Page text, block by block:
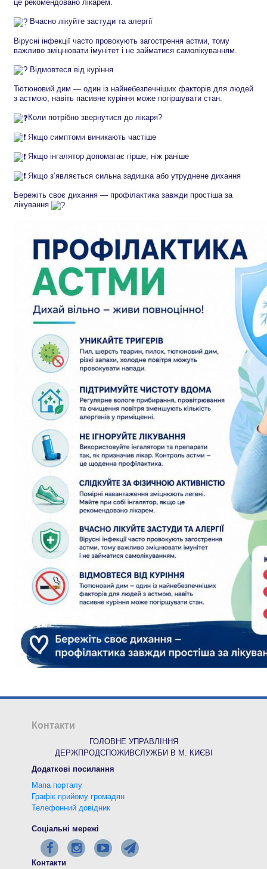
це рекомендовано лікарем.
Вчасно лікуйте застуди та алергії
Вірусні інфекції часто провокують загострення астми, тому
важливо зміцнювати імунітет і не займатися самолікуванням.
Відмовтеся від куріння
Тютюновий дим — один із найнебезпечніших факторів для людей
з астмою, навіть пасивне куріння може погіршувати стан.
Коли потрібно звернутися до лікаря?
Якщо симптоми виникають частіше
Якщо інгалятор допомагає гірше, ніж раніше
Якщо з’являється сильна задишка або утруднене дихання
Бережіть своє дихання — профілактика завжди простіша за
лікування
Контакти
ГОЛОВНЕ УПРАВЛІННЯ
ДЕРЖПРОДСПОЖИВСЛУЖБИ В М. КИЄВІ
Додаткові посилання
Мапа порталу
Графік прийому громадян
Телефонний довідник
Соціальні мережі
Контакти